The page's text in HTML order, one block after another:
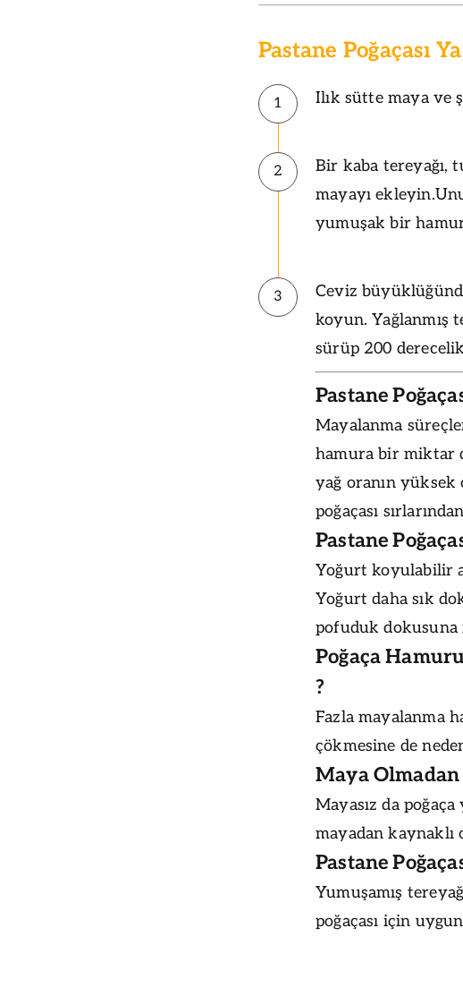
Pastane Poğaçası
1 Ilık sütte maya ve
2
Bir kaba tereyağı,
mayayı
yumuşak bir
3
Ceviz
koyun. Yağlanmış
sürüp 200
Pastane
Mayalanma
hamura bir miktar
yağ oranın yüksek
poğaçası
Pastane
Yoğurt koyulabilir
Yoğurt daha sık
pofuduk dokusuna
Poğaça
?
Fazla mayalanma
çökmesine de
Maya Olmadan
Mayasız da
mayadan kaynaklı
Pastane
Yumuşamış
poğaçası için